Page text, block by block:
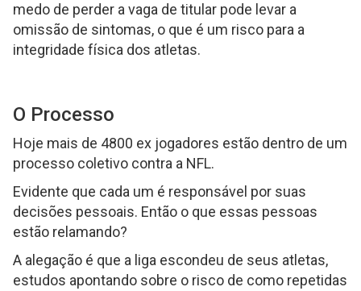
medo de perder a vaga de titular pode levar a
omissão de sintomas, o que é um risco para a
integridade física dos atletas.
O Processo
Hoje mais de 4800 ex jogadores estão dentro de um
processo coletivo contra a NFL.
Evidente que cada um é responsável por suas
decisões pessoais. Então o que essas pessoas
estão relamando?
A alegação é que a liga escondeu de seus atletas,
estudos apontando sobre o risco de como repetidas